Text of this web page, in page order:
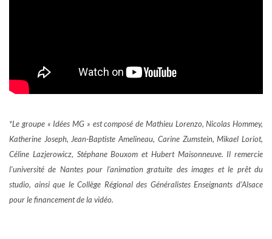
*Le groupe « Idées MG » est composé de Mathieu Lorenzo, Nicolas Hommey,
Katherine Joseph, Jean-Baptiste Amelineau, Carine Zumstein, Mikael Loriot,
Céline Lazjerowicz, Stéphane Bouxom et Hubert Maisonneuve. Il remercie
l’université de Nantes pour l’animation gratuite des images et le prêt du
studio, ainsi que le Collège Régional des Généralistes Enseignants d’Alsace
pour le financement de la vidéo.